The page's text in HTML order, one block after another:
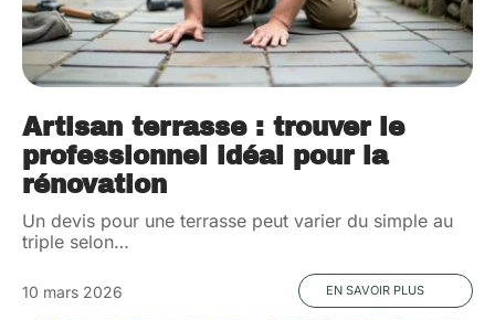
Artisan terrasse : trouver le
professionnel idéal pour la
rénovation
Un devis pour une terrasse peut varier du simple au
triple selon…
10 mars 2026 EN SAVOIR PLUS